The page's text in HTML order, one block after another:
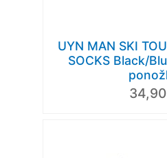
UYN MAN SKI
SOCKS Black/